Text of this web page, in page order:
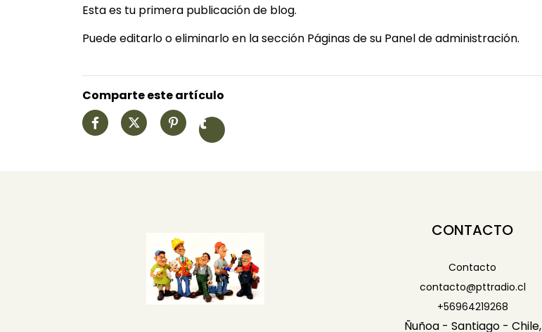
Esta es tu primera publicación de blog.
Puede editarlo o eliminarlo en la sección Páginas de su Panel de administración.
Comparte este artículo
CONTACTO
Contacto
contacto@pttradio.cl
+56964219268
Ñuñoa - Santiago - Chile,